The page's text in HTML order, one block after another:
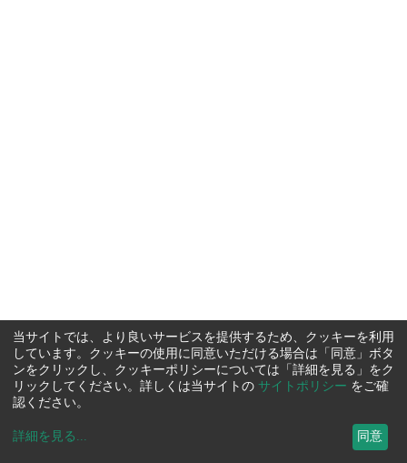
当サイトでは、より良いサービスを提供するため、クッキーを利用
しています。クッキーの使用に同意いただける場合は「同意」ボタ
ンをクリックし、クッキーポリシーについては「詳細を見る」をク
リックしてください。詳しくは当サイトの サイトポリシー をご確
認ください。
詳細を見る ... 同意